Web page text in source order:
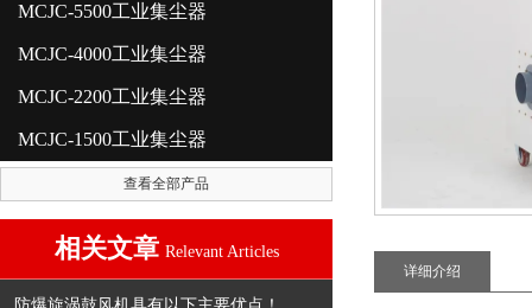
MCJC-5500工业集尘器
MCJC-4000工业集尘器
MCJC-2200工业集尘器
MCJC-1500工业集尘器
查看全部产品
相关文章 Relevant Articles
详细介绍